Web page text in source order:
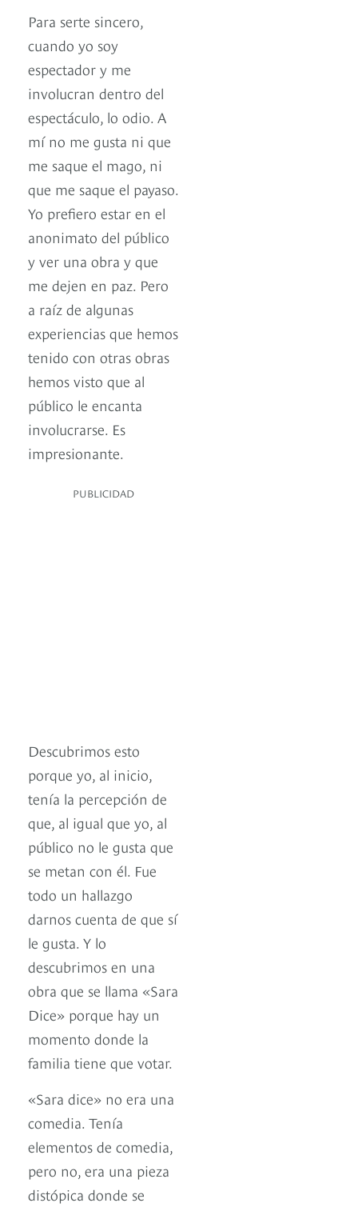
Para serte sincero,
cuando yo soy
espectador y me
involucran dentro del
espectáculo, lo odio. A
mí no me gusta ni que
me saque el mago, ni
que me saque el payaso.
Yo prefiero estar en el
anonimato del público
y ver una obra y que
me dejen en paz. Pero
a raíz de algunas
experiencias que hemos
tenido con otras obras
hemos visto que al
público le encanta
involucrarse. Es
impresionante.
PUBLICIDAD
Descubrimos esto
porque yo, al inicio,
tenía la percepción de
que, al igual que yo, al
público no le gusta que
se metan con él. Fue
todo un hallazgo
darnos cuenta de que sí
le gusta. Y lo
descubrimos en una
obra que se llama «Sara
Dice» porque hay un
momento donde la
familia tiene que votar.
«Sara dice» no era una
comedia. Tenía
elementos de comedia,
pero no, era una pieza
distópica donde se